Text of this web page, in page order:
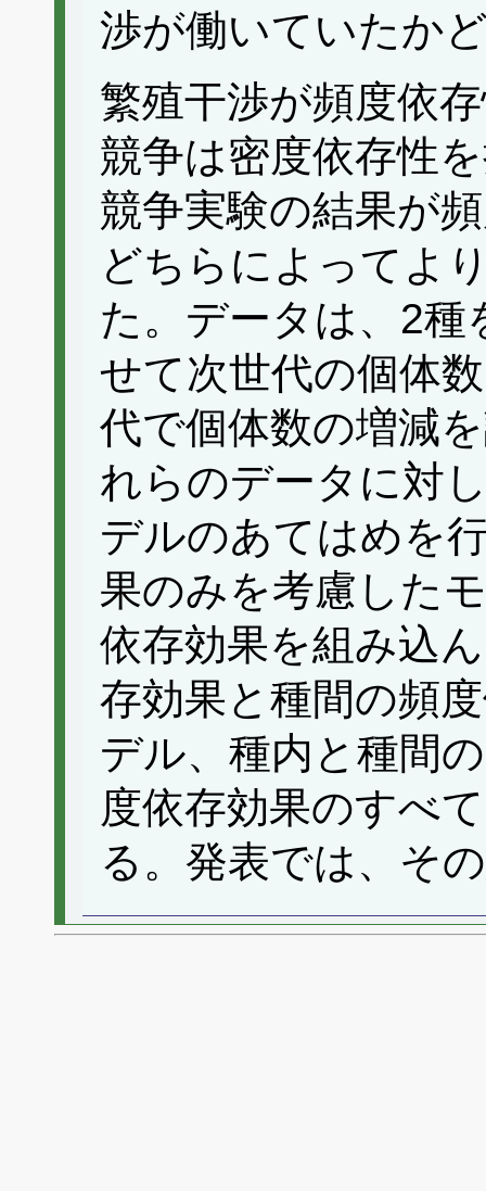
渉が働いていたか
繁殖干渉が頻度依
競争は密度依存性
競争実験の結果が
どちらによってよ
た。データは、2種
せて次世代の個体
代で個体数の増減
れらのデータに対
デルのあてはめを
果のみを考慮した
依存効果を組み込
存効果と種間の頻
デル、種内と種間
度依存効果のすべ
る。発表では、そ